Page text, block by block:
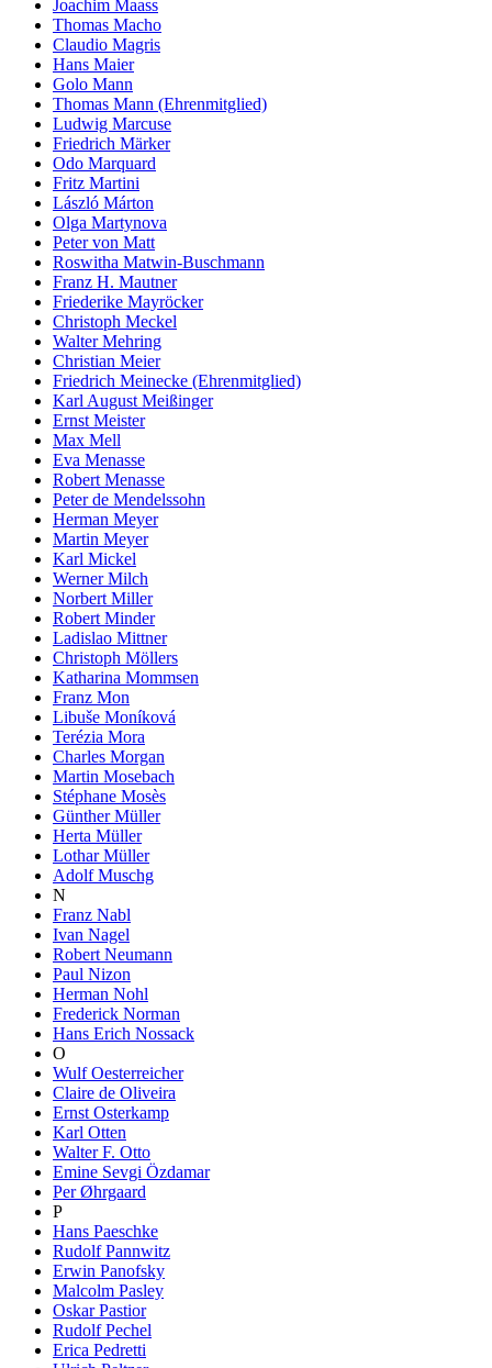
Joachim Maass
Thomas Macho
Claudio Magris
Hans Maier
Golo Mann
Thomas Mann (Ehrenmitglied)
Ludwig Marcuse
Friedrich Märker
Odo Marquard
Fritz Martini
László Márton
Olga Martynova
Peter von Matt
Roswitha Matwin-Buschmann
Franz H. Mautner
Friederike Mayröcker
Christoph Meckel
Walter Mehring
Christian Meier
Friedrich Meinecke (Ehrenmitglied)
Karl August Meißinger
Ernst Meister
Max Mell
Eva Menasse
Robert Menasse
Peter de Mendelssohn
Herman Meyer
Martin Meyer
Karl Mickel
Werner Milch
Norbert Miller
Robert Minder
Ladislao Mittner
Christoph Möllers
Katharina Mommsen
Franz Mon
Libuše Moníková
Terézia Mora
Charles Morgan
Martin Mosebach
Stéphane Mosès
Günther Müller
Herta Müller
Lothar Müller
Adolf Muschg
N
Franz Nabl
Ivan Nagel
Robert Neumann
Paul Nizon
Herman Nohl
Frederick Norman
Hans Erich Nossack
O
Wulf Oesterreicher
Claire de Oliveira
Ernst Osterkamp
Karl Otten
Walter F. Otto
Emine Sevgi Özdamar
Per Øhrgaard
P
Hans Paeschke
Rudolf Pannwitz
Erwin Panofsky
Malcolm Pasley
Oskar Pastior
Rudolf Pechel
Erica Pedretti